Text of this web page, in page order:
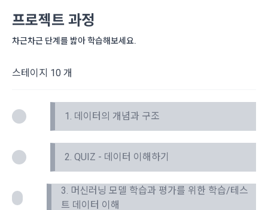
제 6 조 (개인정보)
령 및 본 약관에서 정한 바에 의한다.
원” 및 “인재회원”이 “서비스”를 이용하며 제공·생산한 정보를
수집할 수 있다.
에 제공한 개인정보의 수집과 이용에 대한 동의를 철회할 수 있
다. 다만 그 경우에는 일정 부분 서비스의 이용이 제한될 수 있
3) 운영자를 통한 문의 과정에서 웹페이지, 메일, 팩스, 전화 등
을 통해 개인정보가 수집
5) 데이콘과 제휴한 외부 기업이나 단체로부터 개인정보를 제공
받을 수 있으며, 이러한 경우에는 정보통신망법에 따라 제휴사
에서 이용자에게 개인정보 제공 동의 등을 받은 후에 데이콘에
제공합니다.
프로젝트 과정
차근차근 단계를 밟아 학습해보세요.
스테이지 10 개
1. 데이터의 개념과 구조
2. QUIZ - 데이터 이해하기
3. 머신러닝 모델 학습과 평가를 위한 학습/테스
트 데이터 이해